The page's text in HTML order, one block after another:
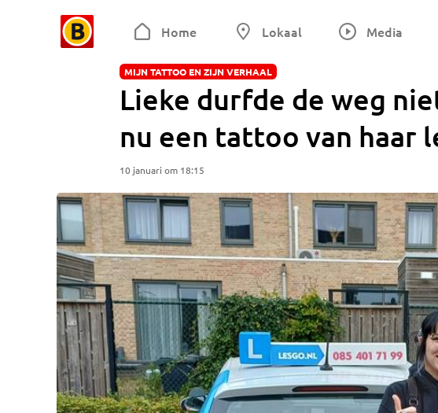
Home Lokaal Media
MIJN TATTOO EN ZIJN VERHAAL
Lieke durfde de weg
nu een tattoo van haar
10 januari om 18:15